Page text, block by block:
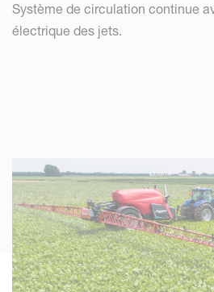
Système de circulation continue
électrique des jets.